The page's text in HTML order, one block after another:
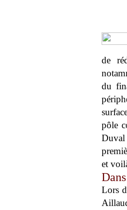
de
du
pôle
et
Lors